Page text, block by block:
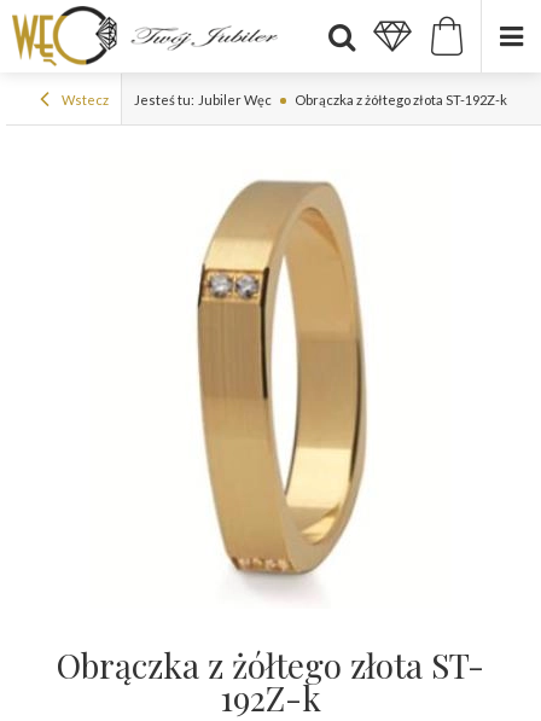
Wstecz Jesteś tu: Jubiler Węc Obrączka z żółtego złota ST-192Z-k
Obrączka z żółtego złota ST-
192Z-k